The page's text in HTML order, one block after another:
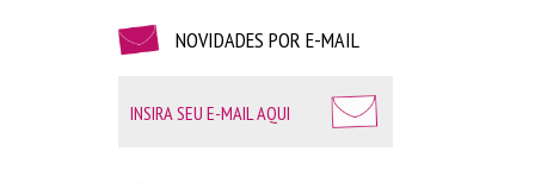
NOVIDADES POR E-MAIL